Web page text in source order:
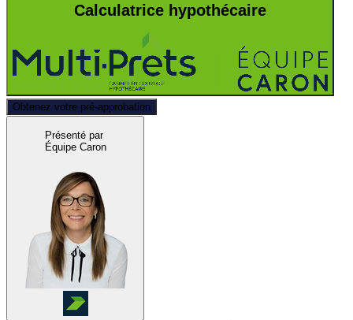
Calculatrice hypothécaire
Obtenez votre pré-approbation
Présenté par
Équipe Caron